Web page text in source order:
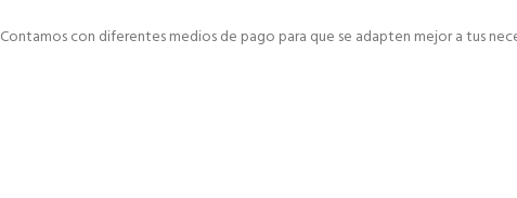
Contamos con diferentes medios de pago para que se adapten mejor a tus